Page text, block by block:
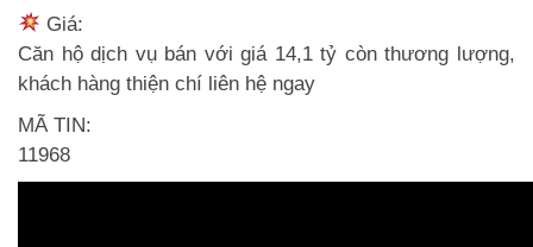
Giá:
Căn hộ dịch vụ bán với giá 14,1 tỷ còn thương lượng,
khách hàng thiện chí liên hệ ngay
MÃ TIN:
11968